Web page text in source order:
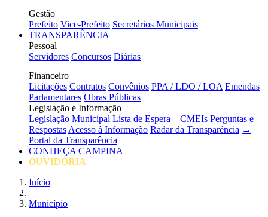
Gestão
Prefeito Vice-Prefeito Secretários Municipais
TRANSPARÊNCIA
Pessoal
Servidores Concursos Diárias
Financeiro
Licitações Contratos Convênios PPA / LDO / LOA Emendas
Parlamentares Obras Públicas
Legislação e Informação
Legislação Municipal Lista de Espera – CMEIs Perguntas e
Respostas Acesso à Informação Radar da Transparência →
Portal da Transparência
CONHEÇA CAMPINA
OUVIDORIA
Início
Município